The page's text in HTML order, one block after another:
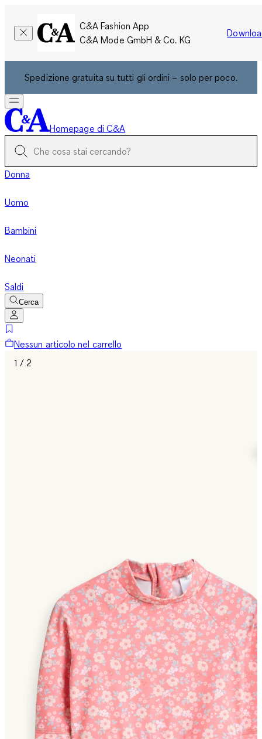
C&A Fashion App
C&A Mode GmbH & Co. KG
Spedizione gratuita su tutti gli ordini – solo per poco.
Homepage di C&A
Donna
Uomo
Bambini
Neonati
Saldi
Cerca
Nessun articolo nel carrello
1 / 2